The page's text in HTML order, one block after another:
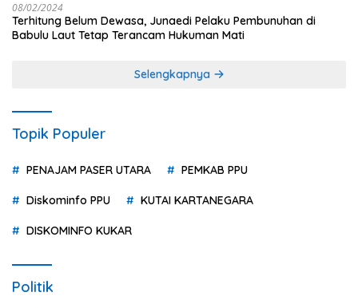
08/02/2024
Terhitung Belum Dewasa, Junaedi Pelaku Pembunuhan di
Babulu Laut Tetap Terancam Hukuman Mati
Selengkapnya
Topik Populer
PENAJAM PASER UTARA PEMKAB PPU
Diskominfo PPU KUTAI KARTANEGARA
DISKOMINFO KUKAR
Politik